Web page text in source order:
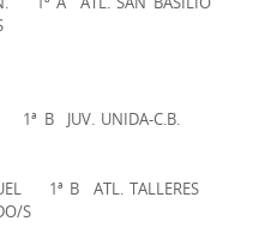
1ª B JUV. UNIDA-C.B.
1ª B ATL. TALLERES
S